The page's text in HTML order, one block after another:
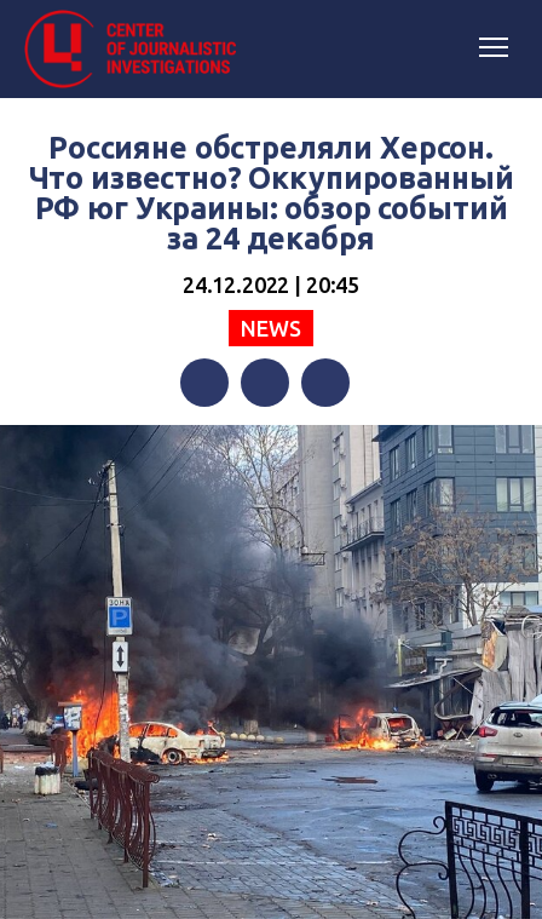
Россияне обстреляли Херсон.
Что известно? Оккупированный
РФ юг Украины: обзор событий
за 24 декабря
24.12.2022 | 20:45
NEWS
FacebookTwitterTelegram